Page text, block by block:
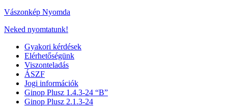
Vászonkép Nyomda
Neked nyomtatunk!
Gyakori kérdések
Elérhetőségünk
Viszonteladás
ÁSZF
Jogi információk
Ginop Plusz 1.4.3-24 “B”
Ginop Plusz 2.1.3-24